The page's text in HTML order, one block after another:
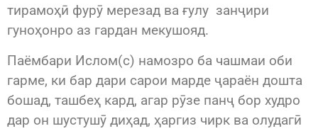
тирамоҳӣ фурӯ мерезад ва ғулу занҷири
гуноҳонро аз гардан мекушояд.
Паёмбари Ислом(с) намозро ба чашмаи оби
гарме, ки бар дари сарои марде ҷараён дошта
бошад, ташбеҳ кард, агар рӯзе панҷ бор худро
дар он шустушӯ диҳад, ҳаргиз чирк ва олудагӣ